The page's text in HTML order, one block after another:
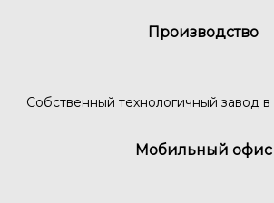
Производство
Собственный технологичный завод
Мобильный офис